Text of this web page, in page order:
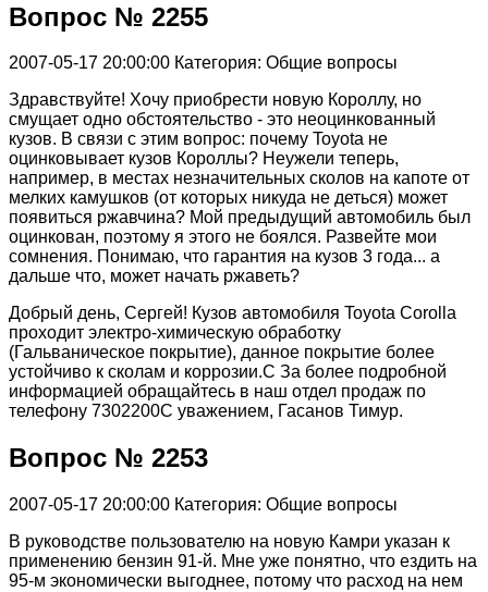
Вопрос № 2255
2007-05-17 20:00:00 Категория: Общие вопросы
Здравствуйте! Хочу приобрести новую Короллу, но
смущает одно обстоятельство - это неоцинкованный
кузов. В связи с этим вопрос: почему Toyota не
оцинковывает кузов Короллы? Неужели теперь,
например, в местах незначительных сколов на капоте от
мелких камушков (от которых никуда не деться) может
появиться ржавчина? Мой предыдущий автомобиль был
оцинкован, поэтому я этого не боялся. Развейте мои
сомнения. Понимаю, что гарантия на кузов 3 года... а
дальше что, может начать ржаветь?
Добрый день, Сергей! Кузов автомобиля Toyota Corolla
проходит электро-химическую обработку
(Гальваническое покрытие), данное покрытие более
устойчиво к сколам и коррозии.С За более подробной
информацией обращайтесь в наш отдел продаж по
телефону 7302200С уважением, Гасанов Тимур.
Вопрос № 2253
2007-05-17 20:00:00 Категория: Общие вопросы
В руководстве пользователю на новую Камри указан к
применению бензин 91-й. Мне уже понятно, что ездить на
95-м экономически выгоднее, потому что расход на нем